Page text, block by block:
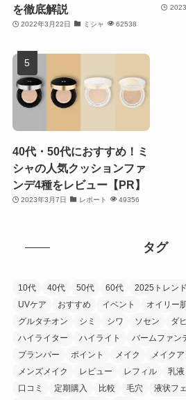
を徹底解説
2022年3月22日 ミシャ 62538
40代・50代におすすめ！ミ
シャの人気クッションファ
ンデ4種をレビュー【PR】
2023年3月7日 レポート 49356
タグ
10代 40代 50代 60代 2025トレンド
UVケア
おすすめ イベント オイリー
グルタチオン
シミ シワ ソセン ダ
ハイライター
ハイライト バームファン
プランパー
ポイント メイク メイク
メンズメイク
レビュー レフィル 乳液
口コミ
定期購入 比較 毛穴 液状フ